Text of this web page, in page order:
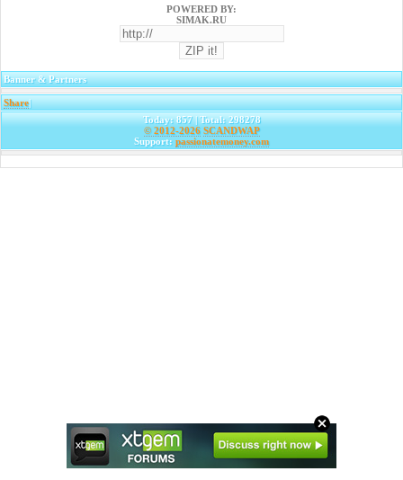
POWERED BY:
SIMAK.RU
Banner & Partners
Share|
Today: 857 | Total: 298278
© 2012-2026 SCANDWAP
Support: passionatemoney.com